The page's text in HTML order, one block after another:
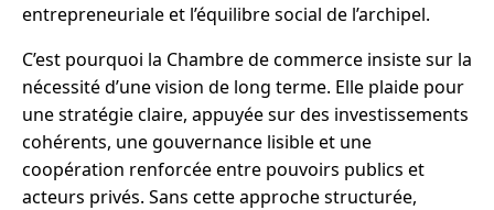
entrepreneuriale et l’équilibre social de l’archipel.
C’est pourquoi la Chambre de commerce insiste sur la
nécessité d’une vision de long terme. Elle plaide pour
une stratégie claire, appuyée sur des investissements
cohérents, une gouvernance lisible et une
coopération renforcée entre pouvoirs publics et
acteurs privés. Sans cette approche structurée,